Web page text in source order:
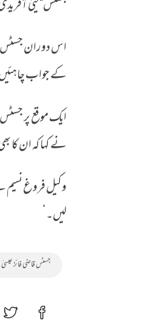
جسٹس یحییٰ
اس دوران جسٹس
کے جواب
ایک موقع پر
نے کہا کہ ان کا
وکیل فروغ نسیم
لیں۔‘
جسٹس قاضی فائز عیسیٰ